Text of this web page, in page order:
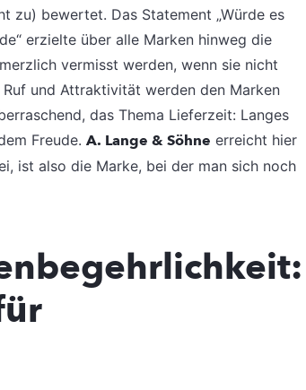
bewertet. Das Statement „Würde es
erzielte über alle Marken hinweg die
vermisst werden, wenn sie nicht
und Attraktivität werden den Marken
das Thema Lieferzeit: Langes
Freude. A. Lange & Söhne erreicht hier
ist also die Marke, bei der man sich noch